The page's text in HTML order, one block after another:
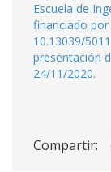
Escuela de
financiado por
10.13039/
presentación
24/11/2020.
Compartir: